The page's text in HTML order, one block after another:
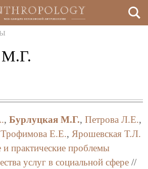
М.Г.
, Бурлуцкая М.Г., Петрова Л.Е.,
Трофимова Е.Е., Ярошевская Т.Л.
и практические проблемы
услуг в социальной сфере//